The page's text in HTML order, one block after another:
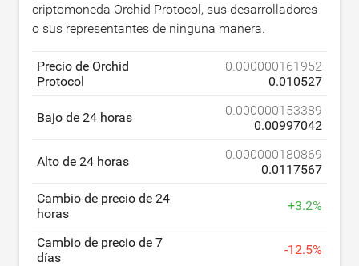
criptomoneda Orchid Protocol, sus desarrolladores
o sus representantes de ninguna manera.
Precio de Orchid
Protocol
0.000000161952
0.010527
Bajo de 24 horas
0.000000153389
0.00997042
Alto de 24 horas
0.000000180869
0.0117567
Cambio de precio de 24
horas
+3.2%
Cambio de precio de 7
días
-12.5%